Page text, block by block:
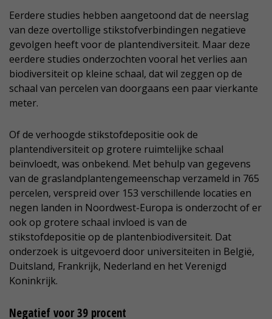
Eerdere studies hebben aangetoond dat de neerslag
van deze overtollige stikstofverbindingen negatieve
gevolgen heeft voor de plantendiversiteit. Maar deze
eerdere studies onderzochten vooral het verlies aan
biodiversiteit op kleine schaal, dat wil zeggen op de
schaal van percelen van doorgaans een paar vierkante
meter.
Of de verhoogde stikstofdepositie ook de
plantendiversiteit op grotere ruimtelijke schaal
beïnvloedt, was onbekend. Met behulp van gegevens
van de graslandplantengemeenschap verzameld in 765
percelen, verspreid over 153 verschillende locaties en
negen landen in Noordwest-Europa is onderzocht of er
ook op grotere schaal invloed is van de
stikstofdepositie op de plantenbiodiversiteit. Dat
onderzoek is uitgevoerd door universiteiten in België,
Duitsland, Frankrijk, Nederland en het Verenigd
Koninkrijk.
Negatief voor 39 procent